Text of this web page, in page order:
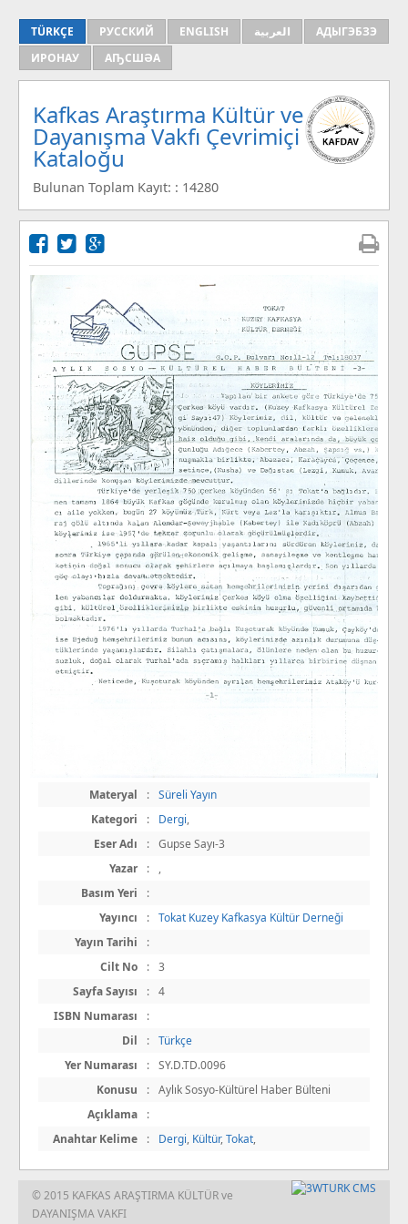
TÜRKÇE РУССКИЙ ENGLISH العربية
АДЫГЭБЗЭ
ИРОНАУ
АҦСШӘА
Kafkas Araştırma Kültür ve
Dayanışma Vakfı Çevrimiçi
Kataloğu
Bulunan Toplam Kayıt: : 14280
Materyal : Süreli Yayın
Kategori
: Dergi,
Eser Adı
: Gupse Sayı-3
Yazar
:
,
Basım Yeri
:
Yayıncı
: Tokat Kuzey Kafkasya Kültür Derneği
Yayın Tarihi
:
Cilt No
: 3
Sayfa Sayısı
: 4
ISBN Numarası
:
Dil
: Türkçe
Yer Numarası
: SY.D.TD.0096
Konusu
: Aylık Sosyo-Kültürel Haber Bülteni
Açıklama
:
Anahtar Kelime
: Dergi, Kültür,Tokat,
© 2015 KAFKAS ARAŞTIRMA KÜLTÜR ve
DAYANIŞMA VAKFI